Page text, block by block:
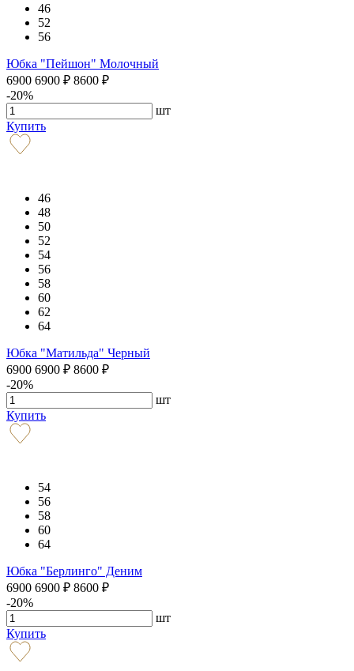
46
52
56
Юбка "Пейшон" Молочный
6900 6900 ₽ 8600 ₽
-20%
шт
Купить
46
48
50
52
54
56
58
60
62
64
Юбка "Матильда" Черный
6900 6900 ₽ 8600 ₽
-20%
шт
Купить
54
56
58
60
64
Юбка "Берлинго" Деним
6900 6900 ₽ 8600 ₽
-20%
шт
Купить